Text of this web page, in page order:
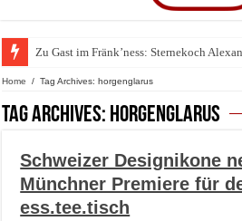
Zu Gast im Fränk’ness: Sternekoch
Warum München gerade zum Treffpunkt
Home / Tag Archives: horgenglarus
Tag Archives: horgenglarus
Schweizer Designikone
Münchner Premiere für
ess.tee.tisch